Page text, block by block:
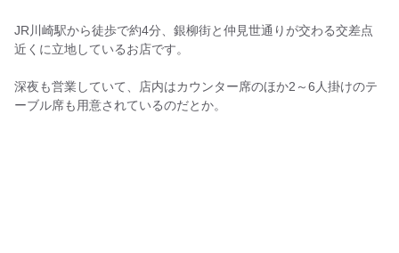
JR川崎駅から徒歩で約4分、銀柳街と仲見世通りが交わる交差点
近くに立地しているお店です。
深夜も営業していて、店内はカウンター席のほか2～6人掛けのテ
ーブル席も用意されているのだとか。